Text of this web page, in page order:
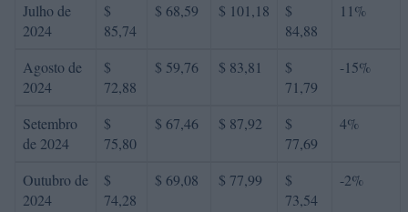
Julho de
2024
$
85,74
$ 68,59 $ 101,18
$
84,88
11%
Agosto de
2024
$
72,88
$ 59,76 $ 83,81
$
71,79
-15%
Setembro
de 2024
$
75,80
$ 67,46 $ 87,92
$
77,69
4%
Outubro de
2024
$
74,28
$ 69,08 $ 77,99
$
73,54
-2%